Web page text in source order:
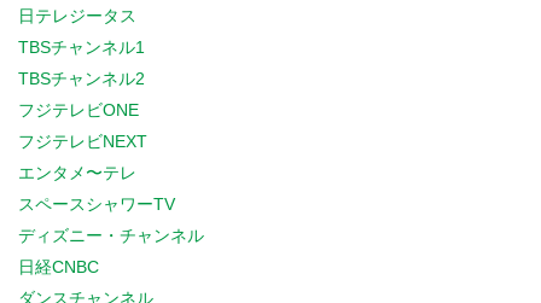
日テレジータス
TBSチャンネル1
TBSチャンネル2
フジテレビONE
フジテレビNEXT
エンタメ〜テレ
スペースシャワーTV
ディズニー・チャンネル
日経CNBC
ダンスチャンネル